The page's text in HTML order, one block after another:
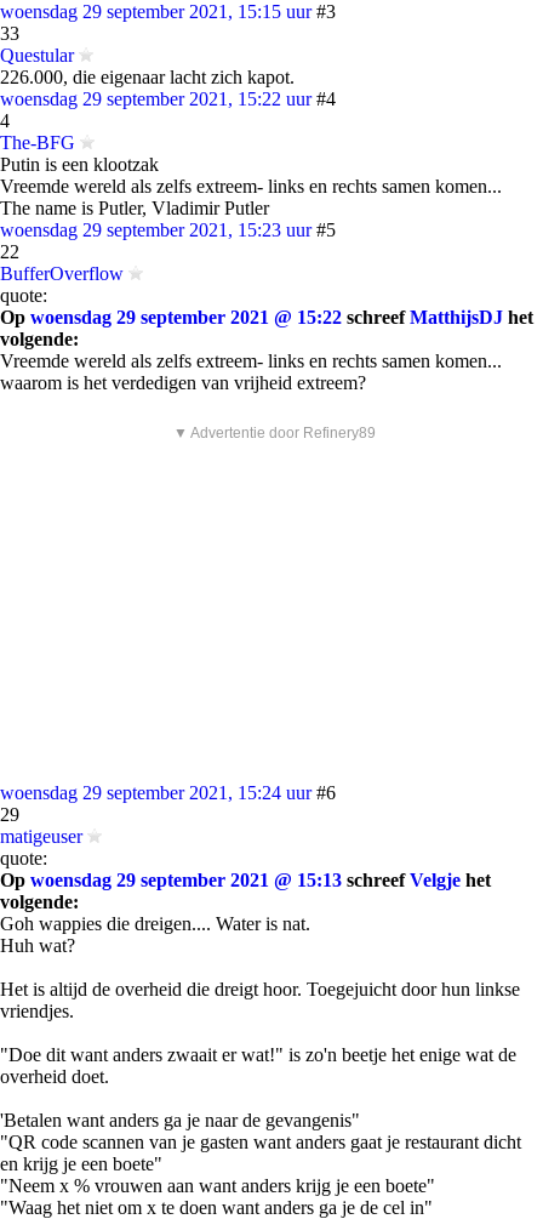
woensdag 29 september 2021, 15:15 uur #3
33
Questular
226.000, die eigenaar lacht zich kapot.
woensdag 29 september 2021, 15:22 uur #4
4
The-BFG
Putin is een klootzak
Vreemde wereld als zelfs extreem- links en rechts samen komen...
The name is Putler, Vladimir Putler
woensdag 29 september 2021, 15:23 uur #5
22
BufferOverflow
quote:
Op woensdag 29 september 2021 @ 15:22 schreefMatthijsDJ het
volgende:
Vreemde wereld als zelfs extreem- links en rechts samen komen...
waarom is het verdedigen van vrijheid extreem?
▼ Advertentie door Refinery89
woensdag 29 september 2021, 15:24 uur #6
29
matigeuser
quote:
Op woensdag 29 september 2021 @ 15:13 schreefVelgje het
volgende:
Goh wappies die dreigen.... Water is nat.
Huh wat?
Het is altijd de overheid die dreigt hoor. Toegejuicht door hun linkse
vriendjes.
"Doe dit want anders zwaait er wat!" is zo'n beetje het enige wat de
overheid doet.
'Betalen want anders ga je naar de gevangenis"
"QR code scannen van je gasten want anders gaat je restaurant dicht
en krijg je een boete"
"Neem x % vrouwen aan want anders krijg je een boete"
"Waag het niet om x te doen want anders ga je de cel in"